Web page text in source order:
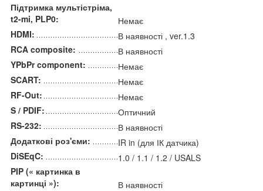
Підтримка мультістріма,
t2-mi, PLP0:
Немає
HDMI:
В наявності , ver.1.3
RCA composite:
В наявності
YPbPr component:
Немає
SCART:
Немає
RF-Out:
Немає
S / PDIF:
Оптичний
RS-232:
В наявності
Додаткові роз'єми:
IR in (для ІК датчика)
DiSEqC:
1.0 / 1.1 / 1.2 / USALS
PIP (« картинка в
картинці »):
В наявності